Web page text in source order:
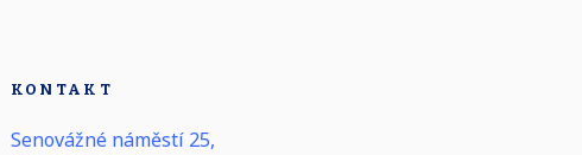
KONTAKT
Senovážné náměstí 25,